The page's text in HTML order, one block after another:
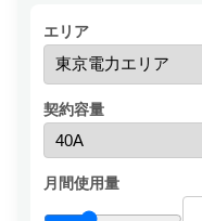
エリア
契約容量
月間使用量